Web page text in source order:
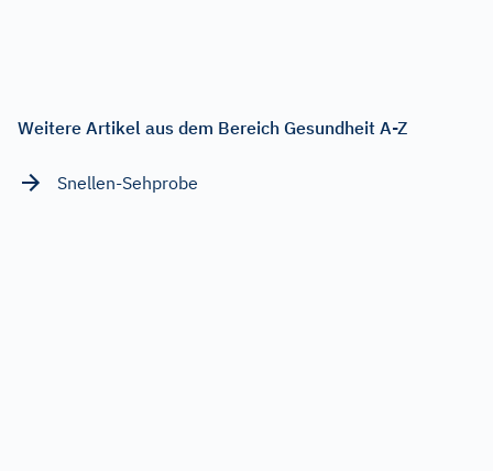
Weitere Artikel aus dem Bereich Gesundheit A-Z
Snellen-Sehprobe